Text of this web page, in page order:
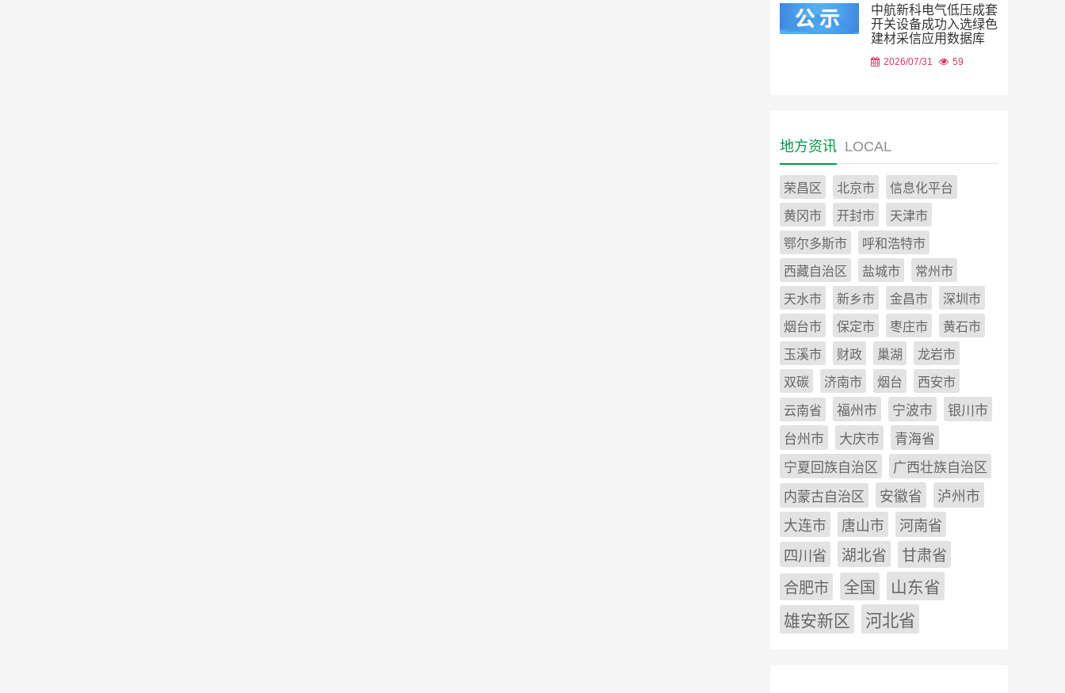
中航新科电气低压成套
开关设备成功入选绿色
建材采信应用数据库
2026/07/31 59
地方资讯 LOCAL
荣昌区 北京市 信息化平台
黄冈市 开封市 天津市
鄂尔多斯市 呼和浩特市
西藏自治区 盐城市 常州市
天水市 新乡市 金昌市 深圳市
烟台市 保定市 枣庄市 黄石市
玉溪市 财政 巢湖 龙岩市
双碳 济南市 烟台 西安市
云南省 福州市 宁波市
银川市
台州市
大庆市
青海省
宁夏回族自治区
广西壮族自治区
内蒙古自治区
安徽省
泸州市
大连市
唐山市
河南省
四川省
湖北省
甘肃省
合肥市
全国
山东省
雄安新区
河北省